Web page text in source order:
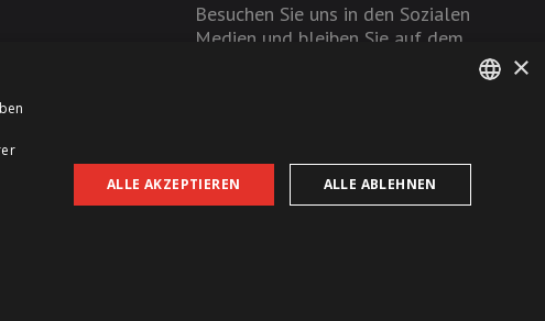
Besuchen Sie uns in den Sozialen
Medien und bleiben Sie auf dem
FRENCH
×
ALLE AKZEPTIEREN ALLE ABLEHNEN